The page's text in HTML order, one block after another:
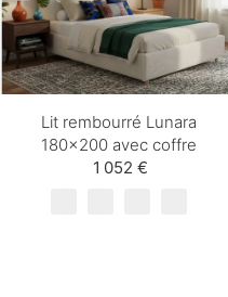
Lit rembourré Lunara
180×200 avec coffre
1 052 €